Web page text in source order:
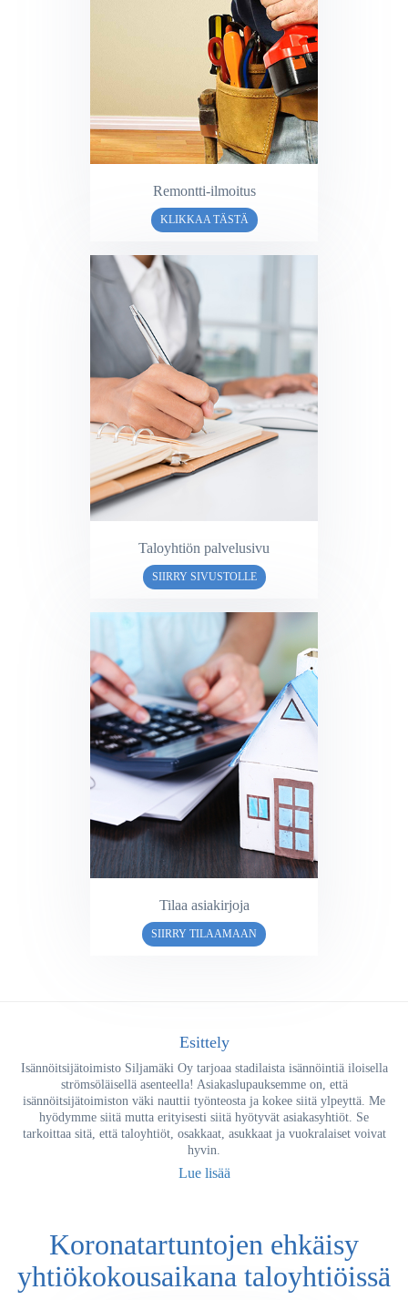
Remontti-ilmoitus
KLIKKAA TÄSTÄ
Taloyhtiön palvelusivu
SIIRRY SIVUSTOLLE
Tilaa asiakirjoja
SIIRRY TILAAMAAN
Esittely
Isännöitsijätoimisto Siljamäki Oy tarjoaa stadilaista isännöintiä iloisella
strömsöläisellä asenteella! Asiakaslupauksemme on, että
isännöitsijätoimiston väki nauttii työnteosta ja kokee siitä ylpeyttä. Me
hyödymme siitä mutta erityisesti siitä hyötyvät asiakasyhtiöt. Se
tarkoittaa sitä, että taloyhtiöt, osakkaat, asukkaat ja vuokralaiset voivat
hyvin.
Lue lisää
Koronatartuntojen ehkäisy
yhtiökokousaikana taloyhtiöissä